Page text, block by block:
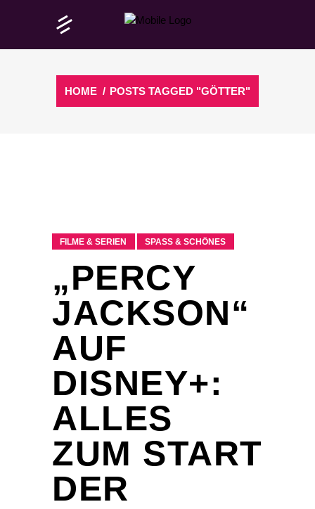
HOME / POSTS TAGGED "GÖTTER"
FILME & SERIEN SPASS & SCHÖNES
„PERCY
JACKSON“
AUF
DISNEY+:
ALLES
ZUM START
DER